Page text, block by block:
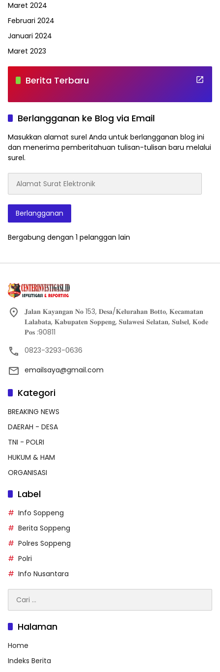
Maret 2024
Februari 2024
Januari 2024
Maret 2023
Berita Terbaru
Berlangganan ke Blog via Email
Masukkan alamat surel Anda untuk berlangganan blog ini
dan menerima pemberitahuan tulisan-tulisan baru melalui
surel.
Surat
Berlangganan
Bergabung dengan 1 pelanggan lain
𝐉𝐚𝐥𝐚𝐧 𝐊𝐚𝐲𝐚𝐧𝐠𝐚𝐧 𝐍𝐨 153, 𝐃𝐞𝐬𝐚/𝐊𝐞𝐥𝐮𝐫𝐚𝐡𝐚𝐧 𝐁𝐨𝐭𝐭𝐨, 𝐊𝐞𝐜𝐚𝐦𝐚𝐭𝐚𝐧
𝐋𝐚𝐥𝐚𝐛𝐚𝐭𝐚, 𝐊𝐚𝐛𝐮𝐩𝐚𝐭𝐞𝐧 𝐒𝐨𝐩𝐩𝐞𝐧𝐠, 𝐒𝐮𝐥𝐚𝐰𝐞𝐬𝐢 𝐒𝐞𝐥𝐚𝐭𝐚𝐧, 𝐒𝐮𝐥𝐬𝐞𝐥, 𝐊𝐨𝐝𝐞
𝐏𝐨𝐬 :90811
0823-3293-0636
emailsaya@gmail.com
Kategori
BREAKING NEWS
DAERAH - DESA
TNI - POLRI
HUKUM & HAM
ORGANISASI
Label
Info Soppeng
Berita Soppeng
Polres Soppeng
Polri
Info Nusantara
untuk:
Halaman
Home
Indeks Berita